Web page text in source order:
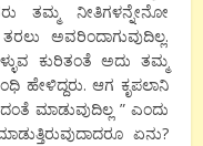
ತಮ್ಮ ನೀತಿಗಳನ್ನೇನೋ
ಅವರಿಂದಾಗುವುದಿಲ್ಲ.
ಕುರಿತಂತೆ ಅದು ತಮ್ಮ
ಹೇಳಿದ್ದರು. ಆಗ ಕೃಪಲಾನಿ
ಮಾಡುವುದಿಲ್ಲ ” ಎಂದು
ಏನು?